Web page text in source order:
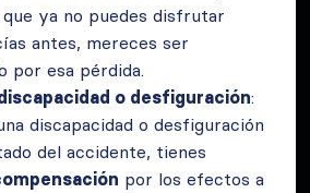
ya no puedes disfrutar
antes, mereces ser
por esa pérdida.
o desfiguración:
discapacidad o desfiguración
del accidente, tienes
por los efectos a